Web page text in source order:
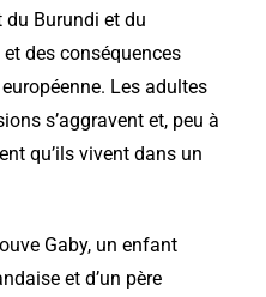
du Burundi et du
des conséquences
Les adultes
s’aggravent et, peu à
qu’ils vivent dans un
Gaby, un enfant
et d’un père